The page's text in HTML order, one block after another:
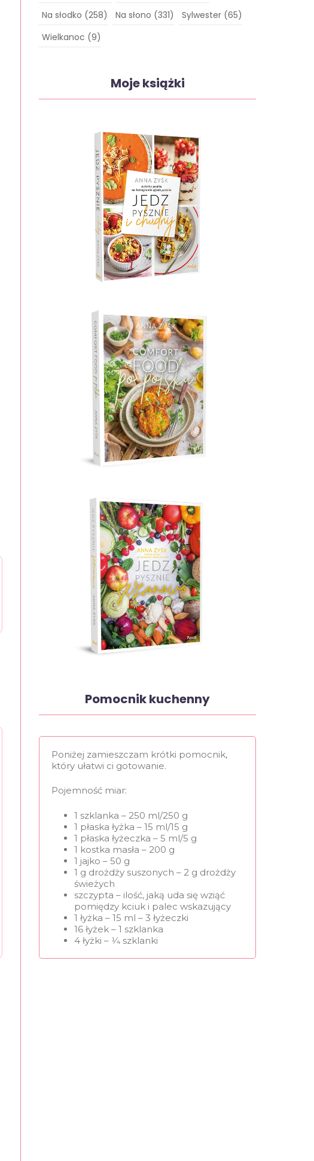
Na słodko (258) Na słono (331) Sylwester (65)
Wielkanoc (9)
Moje książki
Pomocnik kuchenny
Poniżej zamieszczam krótki pomocnik,
który ułatwi ci gotowanie.
Pojemność miar:
1 szklanka – 250 ml/250 g
1 płaska łyżka – 15 ml/15 g
1 płaska łyżeczka – 5 ml/5 g
1 kostka masła – 200 g
1 jajko – 50 g
1 g drożdży suszonych – 2 g drożdży
świeżych
szczypta – ilość, jaką uda się wziąć
pomiędzy kciuk i palec wskazujący
1 łyżka – 15 ml – 3 łyżeczki
16 łyżek – 1 szklanka
4 łyżki – 1⁄4 szklanki